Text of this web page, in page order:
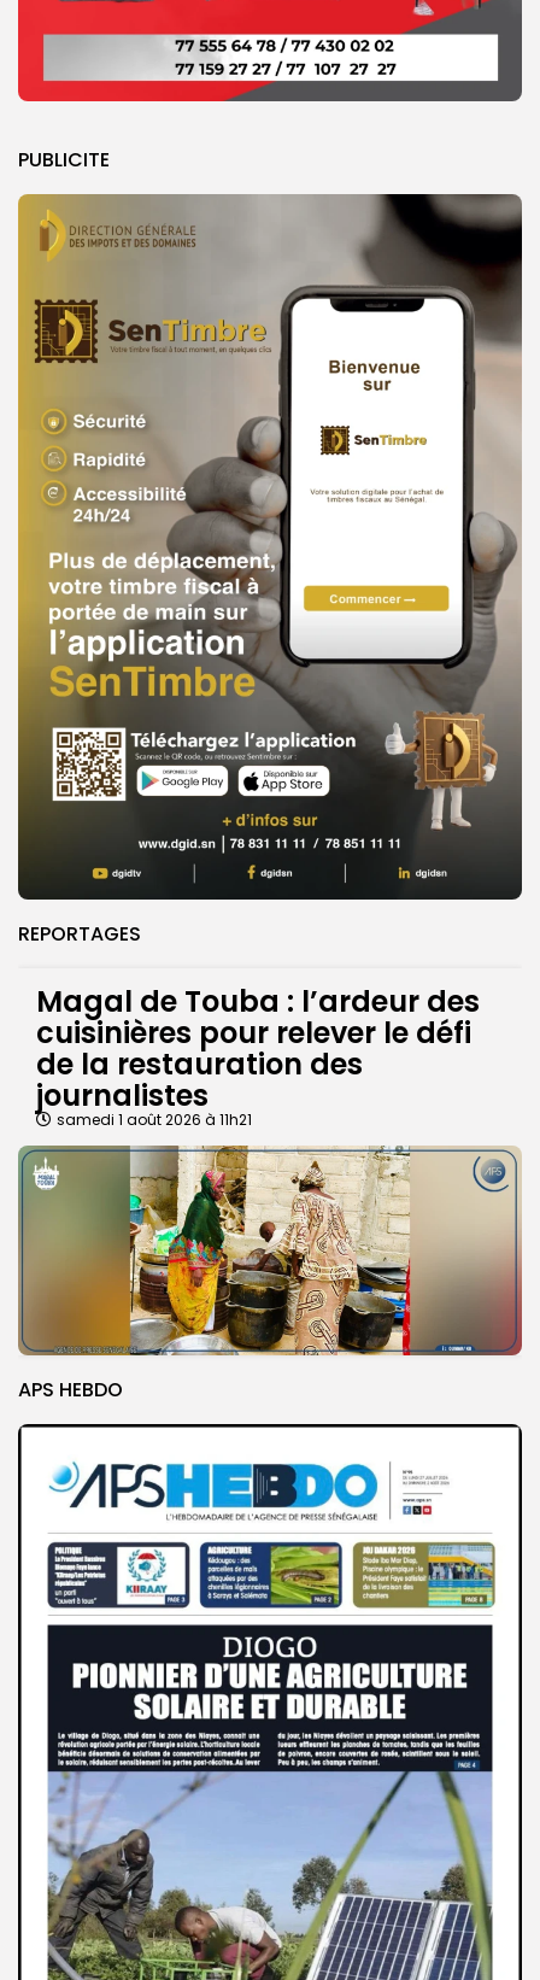
PUBLICITE
REPORTAGES
Magal de Touba : l’ardeur des
cuisinières pour relever le défi
de la restauration des
journalistes
samedi 1 août 2026 à 11h21
APS HEBDO